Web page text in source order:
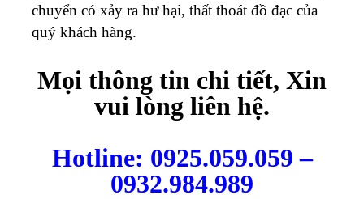
chuyển có xảy ra hư hại, thất thoát đồ đạc của
quý khách hàng.
Mọi thông tin chi tiết, Xin
vui lòng liên hệ.
Hotline: 0925.059.059 –
0932.984.989